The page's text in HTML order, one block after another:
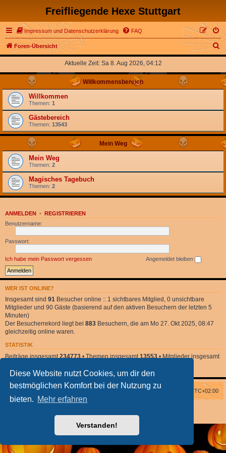
Diese Website nutzt Cookies, um dir den
bestmöglichen Komfort bei der Nutzung zu
bieten. Mehr erfahren
Verstanden!
Freifliegende Hexe Stuttgart
Impressum und Datenschutzerklärung FAQ
Foren-Übersicht
S
u
h
Aktuelle Zeit: Sa 8. Aug 2026, 04:12
Willkommensbereich
Willkommen
Themen: 1
Gästebereich
Themen: 13543
Mein Weg
Mein Weg
Themen: 2
Magisches Tagebuch
Themen: 2
ANMELDEN • REGISTRIEREN
Benutzername:
Passwort:
Ich habe mein Passwort vergessen Angemeldet bleiben
WER IST ONLINE?
Insgesamt sind 91 Besucher online :: 1 sichtbares Mitglied, 0 unsichtbare
Mitglieder und 90 Gäste (basierend auf den aktiven Besuchern der letzten 5
Minuten)
Der Besucherrekord liegt bei 883 Besuchern, die am Mo 27. Okt 2025, 08:47
gleichzeitig online waren.
STATISTIK
Beiträge insgesamt 234773 • Themen insgesamt 13553 • Mitglieder insgesamt
Foren-Übersicht UTC+02:00
Powered byphpBB
Deutsche Übersetzung durchphpBB.de